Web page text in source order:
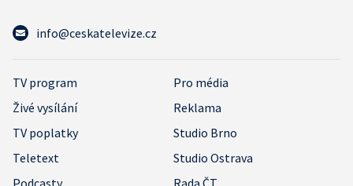
info@ceskatelevize.cz
TV program
Pro média
Živé vysílání
Reklama
TV poplatky
Studio Brno
Teletext
Studio Ostrava